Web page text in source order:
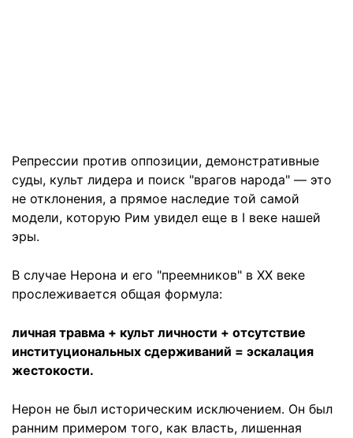
Репрессии против оппозиции, демонстративные
суды, культ лидера и поиск "врагов народа" — это
не отклонения, а прямое наследие той самой
модели, которую Рим увидел еще в I веке нашей
эры.
В случае Нерона и его "преемников" в ХХ веке
прослеживается общая формула:
личная травма + культ личности + отсутствие
институциональных сдерживаний = эскалация
жестокости.
Нерон не был историческим исключением. Он был
ранним примером того, как власть, лишенная